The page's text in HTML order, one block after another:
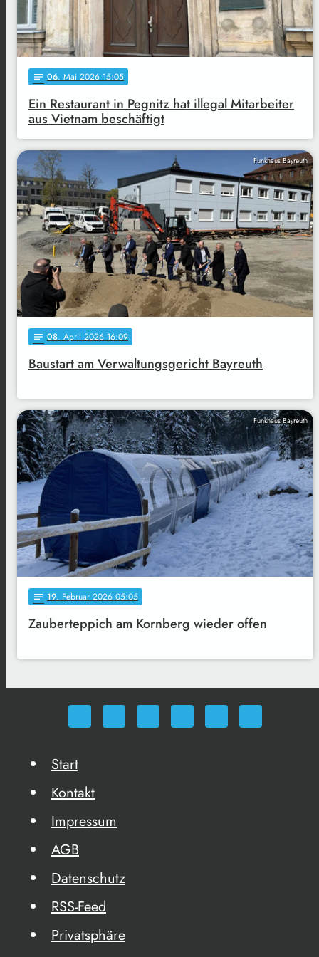
notes 06. Mai 2026 15:05
Ein Restaurant in Pegnitz hat illegal Mitarbeiter
aus Vietnam beschäftigt
Funkhaus Bayreuth
notes 08. April 2026 16:09
Baustart am Verwaltungsgericht Bayreuth
Funkhaus Bayreuth
notes 19. Februar 2026 05:05
Zauberteppich am Kornberg wieder offen
Start
Kontakt
Impressum
AGB
Datenschutz
RSS-Feed
Privatsphäre